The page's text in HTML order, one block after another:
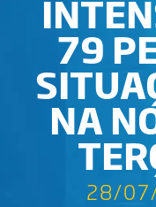
79
NA
28/